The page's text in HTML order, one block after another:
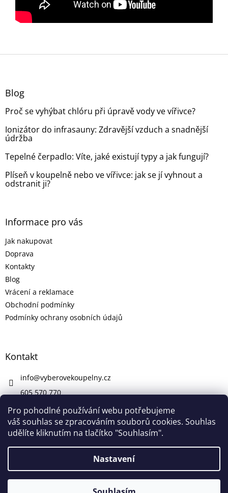
Pro pohodlné používání webu potřebujeme
váš souhlas se zpracováním souborů cookies. Souhlas
udělíte kliknutím na tlačítko "Souhlasím".
Nastavení
Z
Blog
Proč se vyhýbat chlóru při úpravě vody ve vířivce?
Ionizátor do infrasauny: Zdravější vzduch a snadnější
údržba
Tepelné čerpadlo: Víte, jaké existují typy a jak fungují?
Plíseň v koupelně nebo ve vířivce: jak se jí vyhnout a
odstranit ji?
Informace pro vás
Jak nakupovat
Doprava
Kontakty
Blog
Vrácení a reklamace
Obchodní podmínky
Podmínky ochrany osobních údajů
Kontakt
info@vyberovekoupelny.cz
605 570 770
https://www.facebook.com/vyberovekoupelny/
Copyright 2026Výběrové Koupelny. Všechna práva